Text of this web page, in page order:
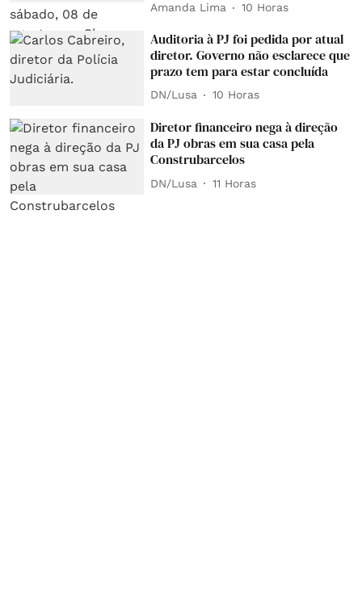
Amanda Lima 10 Horas
Auditoria à PJ foi pedida por atual
diretor. Governo não esclarece que
prazo tem para estar concluída
DN/Lusa 10 Horas
Diretor financeiro nega à direção
da PJ obras em sua casa pela
Construbarcelos
DN/Lusa 11 Horas